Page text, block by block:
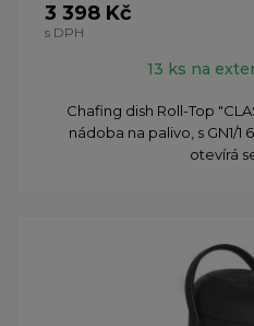
3 398 Kč
s DPH
13 ks na
Chafing dish Roll-Top
nádoba na palivo, s GN1/1
otevírá